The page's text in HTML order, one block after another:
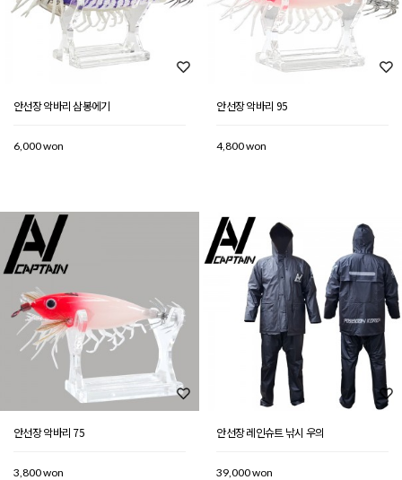
안선장 악바리 삼봉에기
6,000 won
안선장 악바리 95
4,800 won
안선장 악바리 75
3,800 won
안선장 레인슈트 낚시 우의
39,000 won